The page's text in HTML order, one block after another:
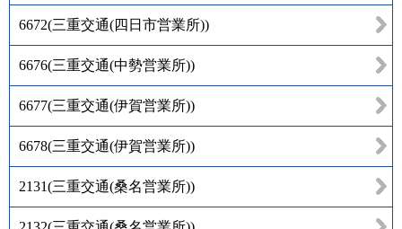
6672(三重交通(四日市営業所))
6676(三重交通(中勢営業所))
6677(三重交通(伊賀営業所))
6678(三重交通(伊賀営業所))
2131(三重交通(桑名営業所))